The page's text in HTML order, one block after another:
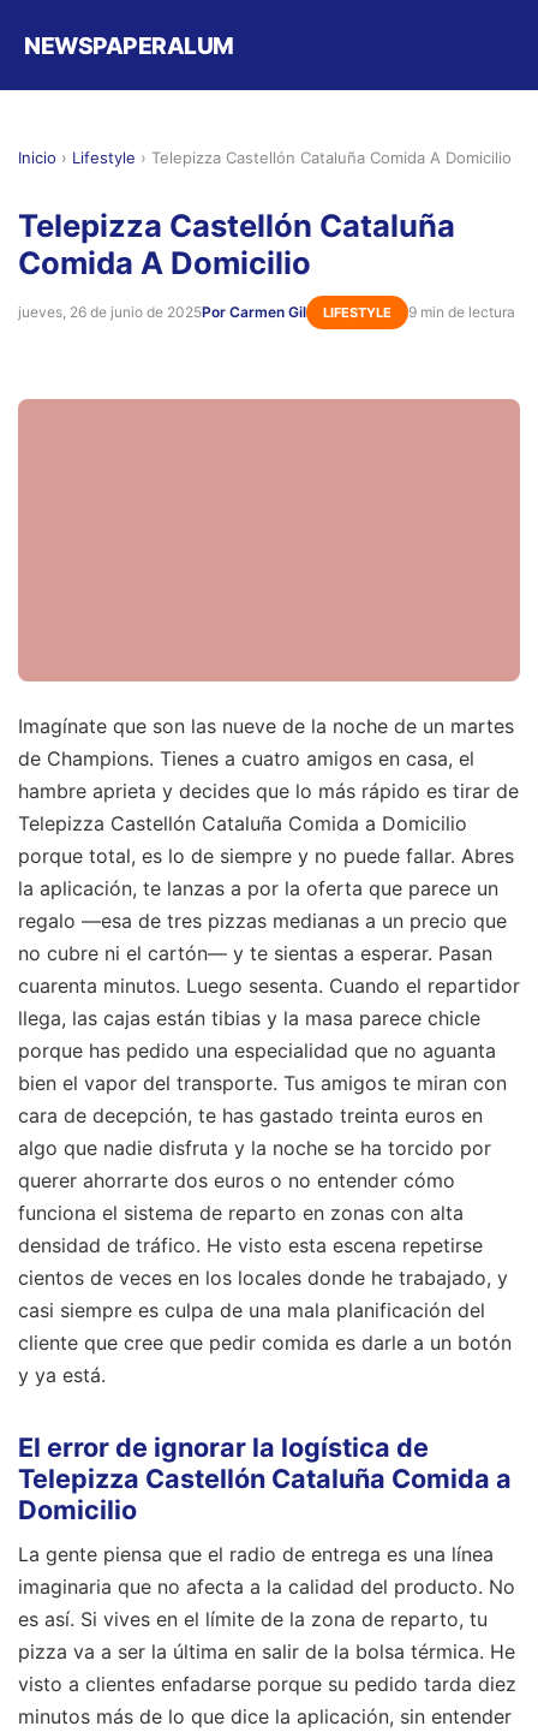
NEWSPAPERALUM
Inicio › Lifestyle › Telepizza Castellón Cataluña Comida A Domicilio
Telepizza Castellón Cataluña
Comida A Domicilio
jueves, 26 de junio de 2025Por Carmen Gil LIFESTYLE 9 min de lectura
Imagínate que son las nueve de la noche de un martes
de Champions. Tienes a cuatro amigos en casa, el
hambre aprieta y decides que lo más rápido es tirar de
Telepizza Castellón Cataluña Comida a Domicilio
porque total, es lo de siempre y no puede fallar. Abres
la aplicación, te lanzas a por la oferta que parece un
regalo —esa de tres pizzas medianas a un precio que
no cubre ni el cartón— y te sientas a esperar. Pasan
cuarenta minutos. Luego sesenta. Cuando el repartidor
llega, las cajas están tibias y la masa parece chicle
porque has pedido una especialidad que no aguanta
bien el vapor del transporte. Tus amigos te miran con
cara de decepción, te has gastado treinta euros en
algo que nadie disfruta y la noche se ha torcido por
querer ahorrarte dos euros o no entender cómo
funciona el sistema de reparto en zonas con alta
densidad de tráfico. He visto esta escena repetirse
cientos de veces en los locales donde he trabajado, y
casi siempre es culpa de una mala planificación del
cliente que cree que pedir comida es darle a un botón
y ya está.
El error de ignorar la logística de
Telepizza Castellón Cataluña Comida a
Domicilio
La gente piensa que el radio de entrega es una línea
imaginaria que no afecta a la calidad del producto. No
es así. Si vives en el límite de la zona de reparto, tu
pizza va a ser la última en salir de la bolsa térmica. He
visto a clientes enfadarse porque su pedido tarda diez
minutos más de lo que dice la aplicación, sin entender